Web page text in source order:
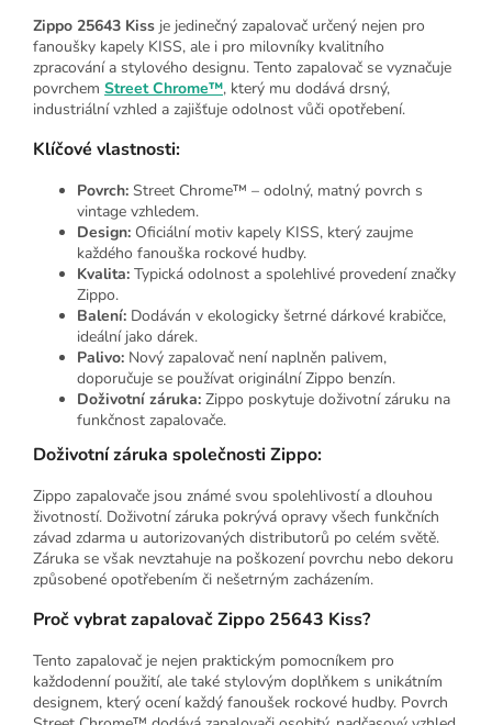
Zippo 25643 Kiss je jedinečný zapalovač určený nejen pro
fanoušky kapely KISS, ale i pro milovníky kvalitního
zpracování a stylového designu. Tento zapalovač se vyznačuje
povrchem Street Chrome™, který mu dodává drsný,
industriální vzhled a zajišťuje odolnost vůči opotřebení.
Klíčové vlastnosti:
Povrch: Street Chrome™ – odolný, matný povrch s
vintage vzhledem.
Design: Oficiální motiv kapely KISS, který zaujme
každého fanouška rockové hudby.
Kvalita: Typická odolnost a spolehlivé provedení značky
Zippo.
Balení: Dodáván v ekologicky šetrné dárkové krabičce,
ideální jako dárek.
Palivo: Nový zapalovač není naplněn palivem,
doporučuje se používat originální Zippo benzín.
Doživotní záruka: Zippo poskytuje doživotní záruku na
funkčnost zapalovače.
Doživotní záruka společnosti Zippo:
Zippo zapalovače jsou známé svou spolehlivostí a dlouhou
životností. Doživotní záruka pokrývá opravy všech funkčních
závad zdarma u autorizovaných distributorů po celém světě.
Záruka se však nevztahuje na poškození povrchu nebo dekoru
způsobené opotřebením či nešetrným zacházením.
Proč vybrat zapalovač Zippo 25643 Kiss?
Tento zapalovač je nejen praktickým pomocníkem pro
každodenní použití, ale také stylovým doplňkem s unikátním
designem, který ocení každý fanoušek rockové hudby. Povrch